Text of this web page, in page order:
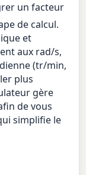
un facteur
de calcul.
et
aux rad/s,
(tr/min,
plus
gère
de vous
simplifie le